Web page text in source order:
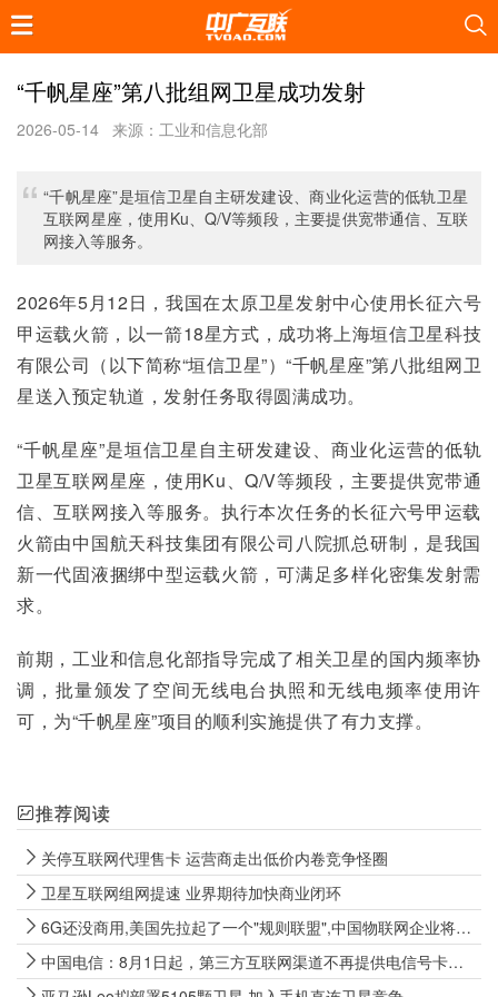
“千帆星座”第八批组网卫星成功发射
2026-05-14 来源：工业和信息化部
“千帆星座”是垣信卫星自主研发建设、商业化运营的低轨卫星
互联网星座，使用Ku、Q/V等频段，主要提供宽带通信、互联
网接入等服务。
2026年5月12日，我国在太原卫星发射中心使用长征六号
甲运载火箭，以一箭18星方式，成功将上海垣信卫星科技
有限公司（以下简称“垣信卫星”）“千帆星座”第八批组网卫
星送入预定轨道，发射任务取得圆满成功。
“千帆星座”是垣信卫星自主研发建设、商业化运营的低轨
卫星互联网星座，使用Ku、Q/V等频段，主要提供宽带通
信、互联网接入等服务。执行本次任务的长征六号甲运载
火箭由中国航天科技集团有限公司八院抓总研制，是我国
新一代固液捆绑中型运载火箭，可满足多样化密集发射需
求。
前期，工业和信息化部指导完成了相关卫星的国内频率协
调，批量颁发了空间无线电台执照和无线电频率使用许
可，为“千帆星座”项目的顺利实施提供了有力支撑。
推荐阅读
关停互联网代理售卡 运营商走出低价内卷竞争怪圈
卫星互联网组网提速 业界期待加快商业闭环
6G还没商用,美国先拉起了一个"规则联盟",中国物联网企业将面对什么?
中国电信：8月1日起，第三方互联网渠道不再提供电信号卡办理相关服务